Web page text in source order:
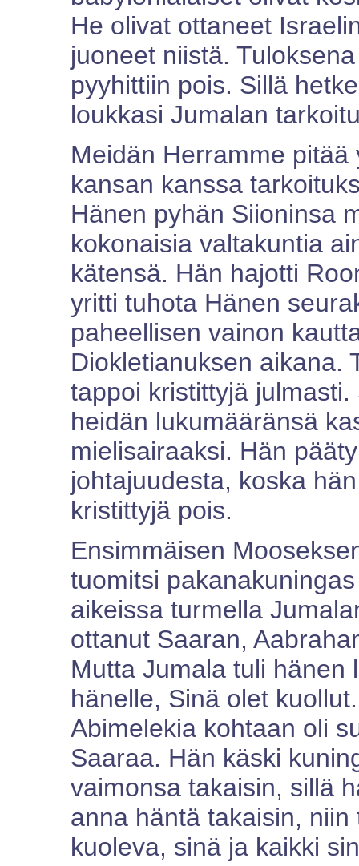
He olivat ottaneet
juoneet niistä.
pyyhittiin pois. Sillä
loukkasi Jumalan
Meidän Herramme
kansan kanssa
Hänen pyhän Siioninsa
kokonaisia valtakuntia
kätensä. Hän hajotti
yritti tuhota Hänen
paheellisen vainon
Diokletianuksen aikana.
tappoi kristittyjä
heidän lukumääränsä
mielisairaaksi. Hän
johtajuudesta, koska
kristittyjä pois.
Ensimmäisen
tuomitsi
aikeissa turmella
ottanut Saaran,
Mutta Jumala tuli hänen
hänelle, Sinä olet
Abimelekia kohtaan oli
Saaraa. Hän käski
vaimonsa takaisin, sillä
anna häntä takaisin,
kuoleva, sinä ja kaikki